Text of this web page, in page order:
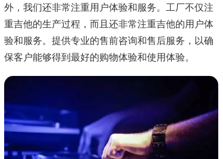
外，我们还非常注重用户体验和服务。工厂不仅注
重吉他的生产过程，而且还非常注重吉他的用户体
验和服务。提供专业的售前咨询和售后服务，以确
保客户能够得到最好的购物体验和使用体验。